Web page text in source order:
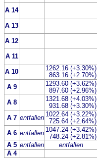
A 14
A 13
A 12
A 11
A 10
1262.16 (+3.30%)
863.16 (+2.70%)
A 9
1293.60 (+3.62%)
897.60 (+2.96%)
A 8
1321.68 (+4.03%)
931.68 (+3.30%)
A 7 entfallen 1022.64 (+3.22%)
725.64 (+2.64%)
A 6 entfallen 1047.24 (+3.42%)
748.24 (+2.81%)
A 5 entfallen entfallen
A 4